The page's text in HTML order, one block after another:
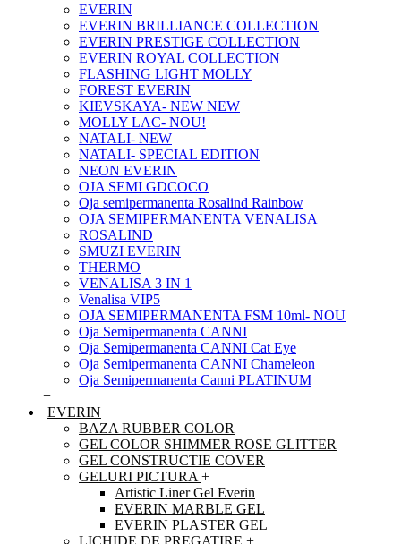
EVERIN
EVERIN BRILLIANCE COLLECTION
EVERIN PRESTIGE COLLECTION
EVERIN ROYAL COLLECTION
FLASHING LIGHT MOLLY
FOREST EVERIN
KIEVSKAYA- NEW NEW
MOLLY LAC- NOU!
NATALI- NEW
NATALI- SPECIAL EDITION
NEON EVERIN
OJA SEMI GDCOCO
Oja semipermanenta Rosalind Rainbow
OJA SEMIPERMANENTA VENALISA
ROSALIND
SMUZI EVERIN
THERMO
VENALISA 3 IN 1
Venalisa VIP5
OJA SEMIPERMANENTA FSM 10ml- NOU
Oja Semipermanenta CANNI
Oja Semipermanenta CANNI Cat Eye
Oja Semipermanenta CANNI Chameleon
Oja Semipermanenta Canni PLATINUM
+
EVERIN
BAZA RUBBER COLOR
GEL COLOR SHIMMER ROSE GLITTER
GEL CONSTRUCTIE COVER
GELURI PICTURA +
Artistic Liner Gel Everin
EVERIN MARBLE GEL
EVERIN PLASTER GEL
LICHIDE DE PREGATIRE +